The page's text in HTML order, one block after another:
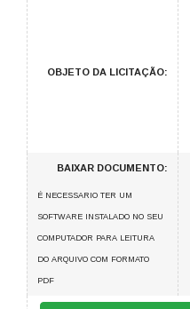
OBJETO DA LICITAÇÃO:
BAIXAR DOCUMENTO:
É NECESSARIO TER UM
SOFTWARE INSTALADO NO SEU
COMPUTADOR PARA LEITURA
DO ARQUIVO COM FORMATO
PDF